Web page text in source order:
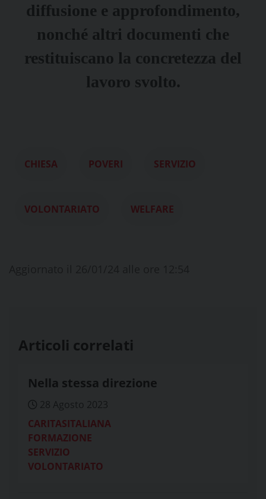
diffusione e approfondimento,
nonché altri documenti che
restituiscano la concretezza del
lavoro svolto.
CHIESA POVERI SERVIZIO
VOLONTARIATO WELFARE
Articoli correlati
Nella stessa direzione
28 Agosto 2023
CARITASITALIANA
FORMAZIONE
SERVIZIO
VOLONTARIATO